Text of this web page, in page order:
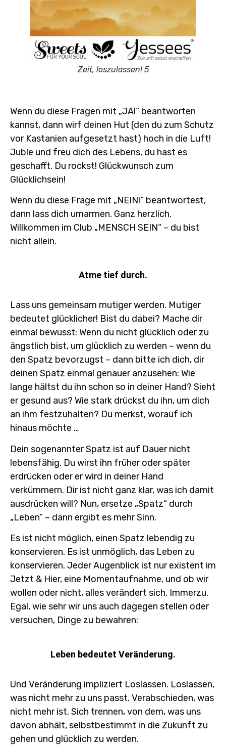
Zeit, loszulassen! 5
Wenn du diese Fragen mit „JA!“ beantworten
kannst, dann wirf deinen Hut (den du zum Schutz
vor Kastanien aufgesetzt hast) hoch in die Luft!
Juble und freu dich des Lebens, du hast es
geschafft. Du rockst! Glückwunsch zum
Glücklichsein!
Wenn du diese Frage mit „NEIN!“ beantwortest,
dann lass dich umarmen. Ganz herzlich.
Willkommen im Club „MENSCH SEIN“ – du bist
nicht allein.
Atme tief durch.
Lass uns gemeinsam mutiger werden. Mutiger
bedeutet glücklicher! Bist du dabei? Mache dir
einmal bewusst: Wenn du nicht glücklich oder zu
ängstlich bist, um glücklich zu werden – wenn du
den Spatz bevorzugst – dann bitte ich dich, dir
deinen Spatz einmal genauer anzusehen: Wie
lange hältst du ihn schon so in deiner Hand? Sieht
er gesund aus? Wie stark drückst du ihn, um dich
an ihm festzuhalten? Du merkst, worauf ich
hinaus möchte …
Dein sogenannter Spatz ist auf Dauer nicht
lebensfähig. Du wirst ihn früher oder später
erdrücken oder er wird in deiner Hand
verkümmern. Dir ist nicht ganz klar, was ich damit
ausdrücken will? Nun, ersetze „Spatz“ durch
„Leben“ – dann ergibt es mehr Sinn.
Es ist nicht möglich, einen Spatz lebendig zu
konservieren. Es ist unmöglich, das Leben zu
konservieren. Jeder Augenblick ist nur existent im
Jetzt & Hier, eine Momentaufnahme, und ob wir
wollen oder nicht, alles verändert sich. Immerzu.
Egal, wie sehr wir uns auch dagegen stellen oder
versuchen, Dinge zu bewahren:
Leben bedeutet Veränderung.
Und Veränderung impliziert Loslassen. Loslassen,
was nicht mehr zu uns passt. Verabschieden, was
nicht mehr ist. Sich trennen, von dem, was uns
davon abhält, selbstbestimmt in die Zukunft zu
gehen und glücklich zu werden.